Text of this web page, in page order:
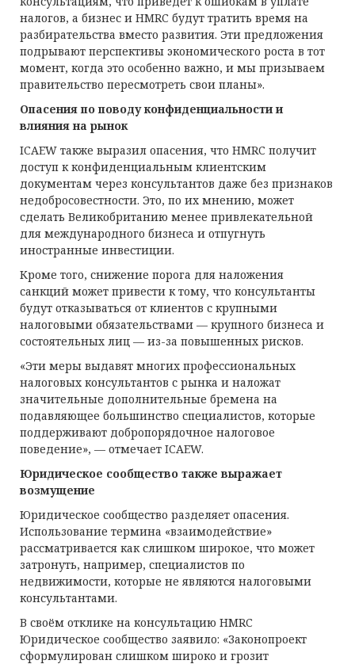
налогов, а бизнес и HMRC будут тратить время на
разбирательства вместо развития. Эти предложения
подрывают перспективы экономического роста в тот
момент, когда это особенно важно, и мы призываем
правительство пересмотреть свои планы».
Опасения по поводу конфиденциальности и
влияния на рынок
ICAEW также выразил опасения, что HMRC получит
доступ к конфиденциальным клиентским
документам через консультантов даже без признаков
недобросовестности. Это, по их мнению, может
сделать Великобританию менее привлекательной
для международного бизнеса и отпугнуть
иностранные инвестиции.
Кроме того, снижение порога для наложения
санкций может привести к тому, что консультанты
будут отказываться от клиентов с крупными
налоговыми обязательствами — крупного бизнеса и
состоятельных лиц — из-за повышенных рисков.
«Эти меры выдавят многих профессиональных
налоговых консультантов с рынка и наложат
значительные дополнительные бремена на
подавляющее большинство специалистов, которые
поддерживают добропорядочное налоговое
поведение», — отмечает ICAEW.
Юридическое сообщество также выражает
возмущение
Юридическое сообщество разделяет опасения.
Использование термина «взаимодействие»
рассматривается как слишком широкое, что может
затронуть, например, специалистов по
недвижимости, которые не являются налоговыми
консультантами.
В своём отклике на консультацию HMRC
Юридическое сообщество заявило: «Законопроект
сформулирован слишком широко и грозит